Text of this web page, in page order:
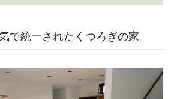
で統一されたくつろぎの家